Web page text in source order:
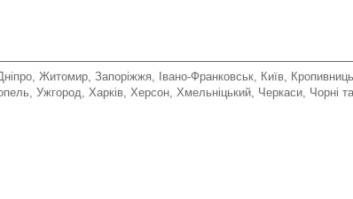
Житомир, Запоріжжя, Івано-Франковськ, Київ,
Ужгород, Харків, Херсон,